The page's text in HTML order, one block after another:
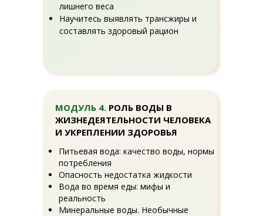
Питьевая вода: качество воды, нормы
потребления
Опасность недостатка жидкости
Вода во время еды: мифы и
реальность
Минеральные воды. Необычные
МОДУЛЬ 4. РОЛЬ ВОДЫ В
ЖИЗНЕДЕЯТЕЛЬНОСТИ ЧЕЛОВЕКА
И УКРЕПЛЕНИИ ЗДОРОВЬЯ
лишнего веса
Научитесь выявлять трансжиры и
составлять здоровый рацион